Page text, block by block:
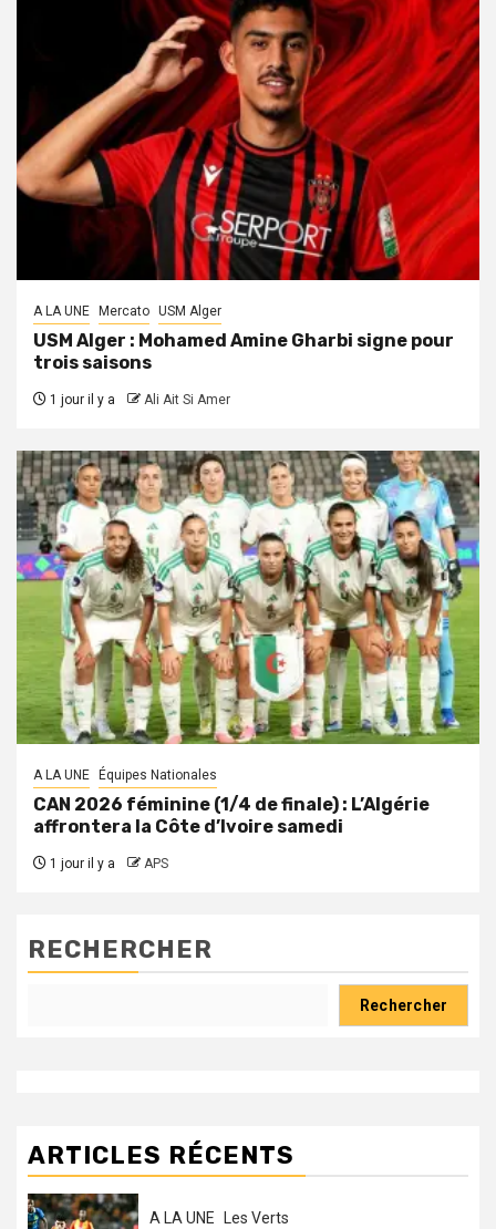
A LA UNE Mercato USM Alger
USM Alger : Mohamed Amine Gharbi signe pour
trois saisons
1 jour il y a Ali Ait Si Amer
A LA UNE Équipes Nationales
CAN 2026 féminine (1/4 de finale) : L’Algérie
affrontera la Côte d’Ivoire samedi
1 jour il y a APS
RECHERCHER
Rechercher
ARTICLES RÉCENTS
A LA UNE Les Verts